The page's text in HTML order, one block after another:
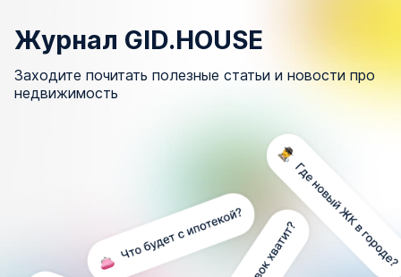
Журнал GID.HOUSE
Заходите почитать полезные статьи и новости про
недвижимость